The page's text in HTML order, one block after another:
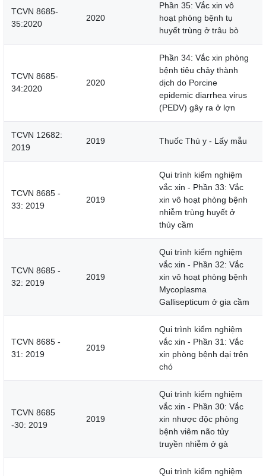
TCVN 8685-
35:2020
2020
Phần 35: Vắc xin vô
hoạt phòng bệnh tụ
huyết trùng ở trâu bò
TCVN 8685-
34:2020
2020
Phần 34: Vắc xin phòng
bệnh tiêu chảy thành
dịch do Porcine
epidemic diarrhea virus
(PEDV) gây ra ở lợn
TCVN 12682:
2019
2019 Thuốc Thú y - Lấy mẫu
TCVN 8685 -
33: 2019
2019
Qui trình kiểm nghiệm
vắc xin - Phần 33: Vắc
xin vô hoạt phòng bệnh
nhiễm trùng huyết ở
thủy cầm
TCVN 8685 -
32: 2019
2019
Qui trình kiểm nghiệm
vắc xin - Phần 32: Vắc
xin vô hoạt phòng bệnh
Mycoplasma
Gallisepticum ở gia cầm
TCVN 8685 -
31: 2019
2019
Qui trình kiểm nghiệm
vắc xin - Phần 31: Vắc
xin phòng bệnh dại trên
chó
TCVN 8685
-30: 2019
2019
Qui trình kiểm nghiệm
vắc xin - Phần 30: Vắc
xin nhược độc phòng
bệnh viêm não tủy
truyền nhiễm ở gà
Qui trình kiểm nghiệm